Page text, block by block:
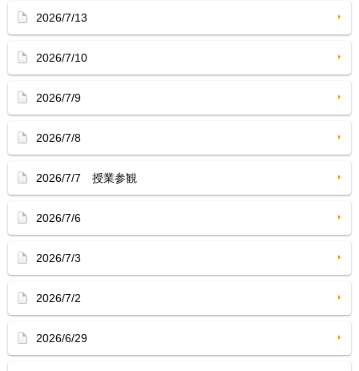
2026/7/13
2026/7/10
2026/7/9
2026/7/8
2026/7/7 授業参観
2026/7/6
2026/7/3
2026/7/2
2026/6/29